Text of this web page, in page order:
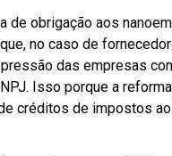
de obrigação aos
no caso de
das empresas
Isso porque a
créditos de impostos